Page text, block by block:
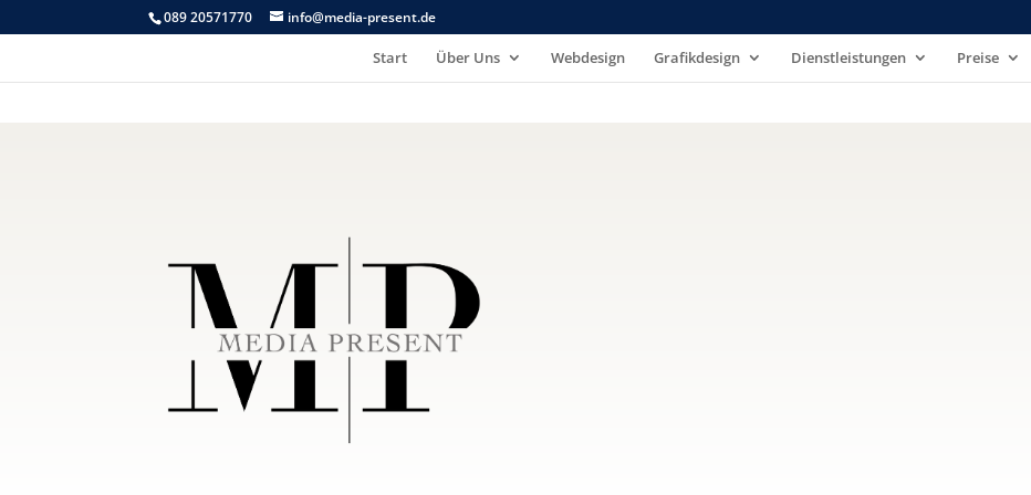
089 20571770 info@media-present.de
Start Über Uns Webdesign Grafikdesign Dienstleistungen Preise